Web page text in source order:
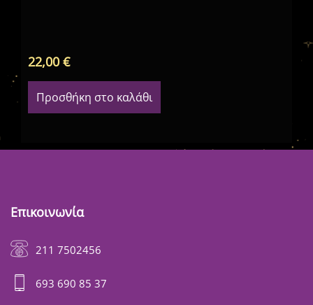
22,00€
Προσθήκη στο καλάθι
Επικοινωνία
211 7502456
693 690 85 37